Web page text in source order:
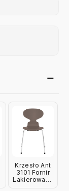
Krzesło Ant
3101 Fornir
Lakierowany